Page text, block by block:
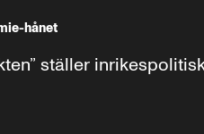
hånet
ställer